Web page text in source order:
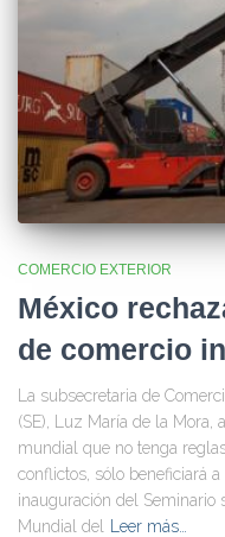
COMERCIO EXTERIOR
México
de comercio
La subsecretaria de
(SE), Luz María de la Mora,
mundial que no tenga
conflictos, sólo beneficiará
inauguración del Seminario
Mundial del
Leer más…